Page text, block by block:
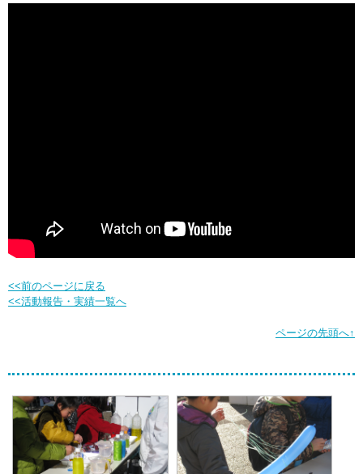
<<前のページに戻る
<<活動報告・実績一覧へ
ページの先頭へ↑